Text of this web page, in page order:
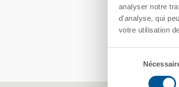
analyser notre
d'analyse, qui
votre utilisation
consentement